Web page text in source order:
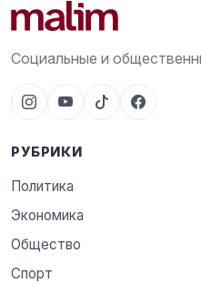
Социальные и
РУБРИКИ
Политика
Экономика
Общество
Спорт